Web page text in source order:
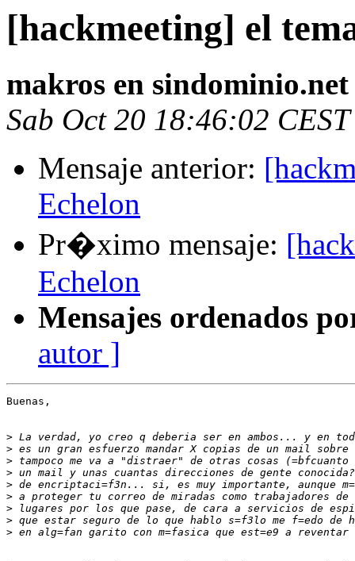
[hackmeeting] el
makros en sindominio.net
Sab Oct 20 18:46:02
Mensaje anterior:
Echelon
Pr�ximo mensaje:
Echelon
Mensajes ordenados
autor ]
Buenas,
>
>
>
>
>
>
>
>
>